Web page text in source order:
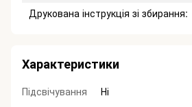
Друкована інструкція зі збирання:
Характеристики
Підсвічування Ні